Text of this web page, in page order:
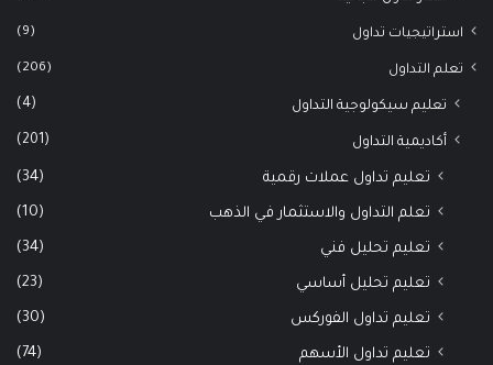
استراتيجيات تداول (9)
تعلم التداول (206)
تعليم سيكولوجية التداول (4)
أكاديمية التداول (201)
تعليم تداول عملات رقمية (34)
تعلم التداول والاستثمار في الذهب (10)
تعليم تحليل فني (34)
تعليم تحليل أساسي (23)
تعليم تداول الفوركس (30)
تعليم تداول الأسهم (74)